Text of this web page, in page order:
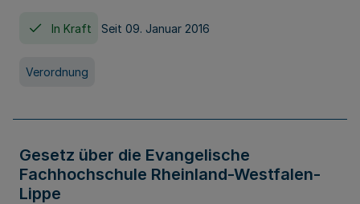
In Kraft Seit 09. Januar 2016
Verordnung
Gesetz über die Evangelische
Fachhochschule Rheinland-Westfalen-
Lippe